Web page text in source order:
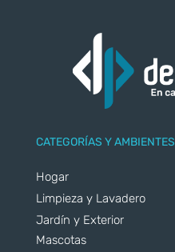
CATEGORÍAS Y AMBIENTES
Hogar
Limpieza y Lavadero
Jardín y Exterior
Mascotas